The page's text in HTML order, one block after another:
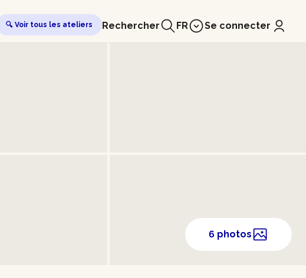
🔍 Voir tous les ateliers Rechercher FR Se connecter
6 photos